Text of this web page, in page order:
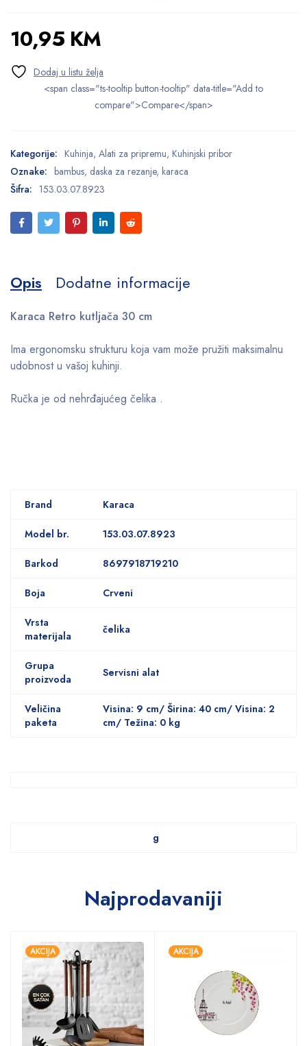
10,95 KM
<span class="ts-tooltip button-tooltip" data-title="Add to
compare">Compare</span>
Kategorije: Kuhinja, Alati za pripremu, Kuhinjski pribor
Oznake: bambus, daska za rezanje, karaca
Šifra: 153.03.07.8923
Opis Dodatne informacije
Karaca Retro kutljača 30 cm
Ima ergonomsku strukturu koja vam može pružiti maksimalnu
udobnost u vašoj kuhinji.
Ručka je od nehrđajućeg čelika .
Brand Karaca
Model br. 153.03.07.8923
Barkod 8697918719210
Boja Crveni
Vrsta
materijala
čelika
Grupa
proizvoda
Servisni alat
Veličina
paketa
Visina: 9 cm/ Širina: 40 cm/ Visina: 2
cm/ Težina: 0 kg
g
Najprodavaniji
AKCIJA AKCIJA